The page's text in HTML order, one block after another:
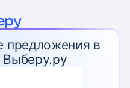
предложения в